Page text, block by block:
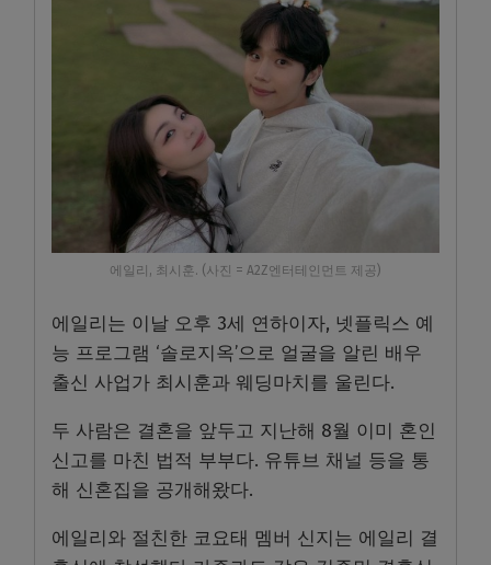
에일리, 최시훈. (사진 = A2Z엔터테인먼트 제공)
에일리는 이날 오후 3세 연하이자, 넷플릭스 예
능 프로그램 ‘솔로지옥’으로 얼굴을 알린 배우
출신 사업가 최시훈과 웨딩마치를 울린다.
두 사람은 결혼을 앞두고 지난해 8월 이미 혼인
신고를 마친 법적 부부다. 유튜브 채널 등을 통
해 신혼집을 공개해왔다.
에일리와 절친한 코요태 멤버 신지는 에일리 결